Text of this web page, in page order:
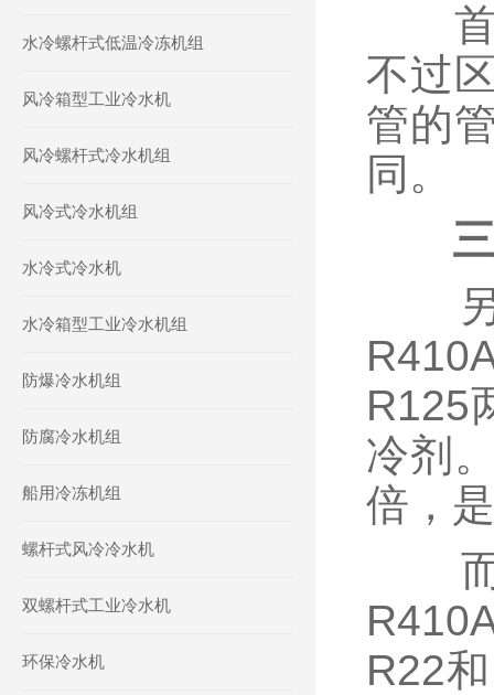
水冷螺杆式低温冷冻机组
风冷箱型工业冷水机
风冷螺杆式冷水机组
风冷式冷水机组
水冷式冷水机
水冷箱型工业冷水机组
防爆冷水机组
防腐冷水机组
船用冷冻机组
螺杆式风冷冷水机
双螺杆式工业冷水机
环保冷水机
首
不过
管的
同。
另
R125
冷剂
倍，
而
R22